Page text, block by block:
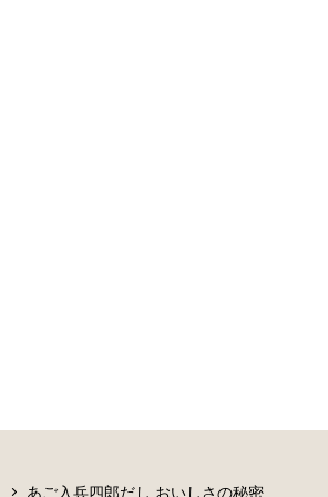
あご入兵四郎だし おいしさの秘密